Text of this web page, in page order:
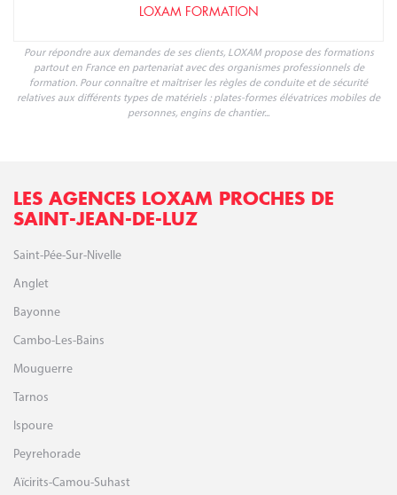
LOXAM FORMATION
Pour répondre aux demandes de ses clients, LOXAM propose des formations
partout en France en partenariat avec des organismes professionnels de
formation. Pour connaître et maîtriser les règles de conduite et de sécurité
relatives aux différents types de matériels : plates-formes élévatrices mobiles de
personnes, engins de chantier...
LES AGENCES LOXAM PROCHES DE
SAINT-JEAN-DE-LUZ
Saint-Pée-Sur-Nivelle
Anglet
Bayonne
Cambo-Les-Bains
Mouguerre
Tarnos
Ispoure
Peyrehorade
Aïcirits-Camou-Suhast